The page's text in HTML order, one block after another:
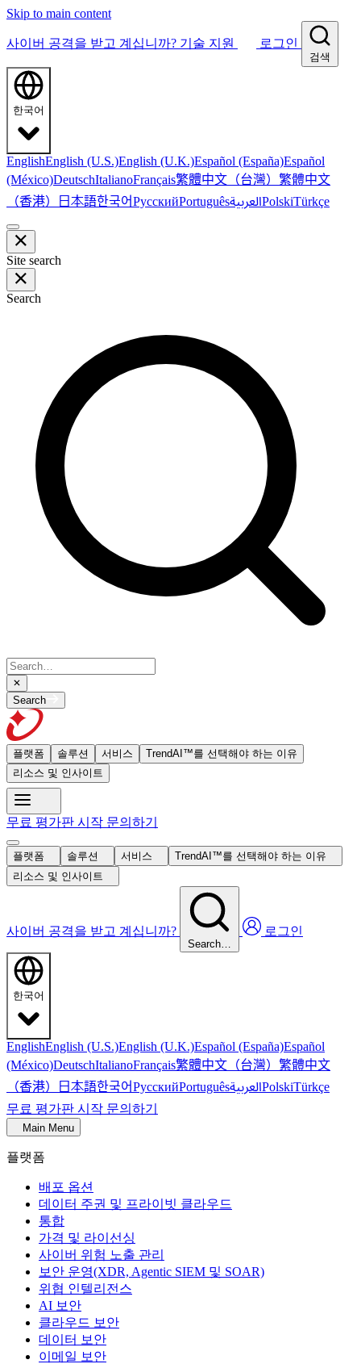
Skip to main content
사이버 공격을 받고 계십니까? 기술 지원 로그인
검색
한국어
EnglishEnglish (U.S.)English (U.K.)Español (España)Español
(México)DeutschItalianoFrançais繁體中文（台灣） 繁體中文
（香港） 日本語한국어РусскийPortuguêsالعربيةPolskiTürkçe
Site search
Search
Search
플랫폼 솔루션 서비스
TrendAI™를 선택해야 하는 이유
리소스 및 인사이트
무료 평가판 시작 문의하기
플랫폼 솔루션 서비스
TrendAI™를 선택해야 하는 이유
리소스 및 인사이트
사이버 공격을 받고 계십니까?
Search…
로그인
한국어
EnglishEnglish (U.S.)English (U.K.)Español (España)Español
(México)DeutschItalianoFrançais繁體中文（台灣） 繁體中文
（香港） 日本語한국어РусскийPortuguêsالعربيةPolskiTürkçe
무료 평가판 시작 문의하기
Main Menu
플랫폼
배포 옵션
데이터 주권 및 프라이빗 클라우드
통합
가격 및 라이선싱
사이버 위험 노출 관리
보안 운영(XDR, Agentic SIEM 및 SOAR)
위협 인텔리전스
AI 보안
클라우드 보안
데이터 보안
이메일 보안